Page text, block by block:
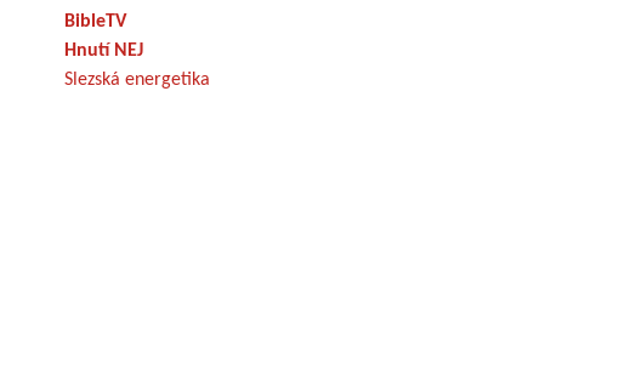
BibleTV
Hnutí NEJ
Slezská energetika